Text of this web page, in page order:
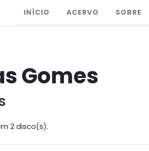
INÍCIO ACERVO SOBRE
Gomes
2 disco(s).